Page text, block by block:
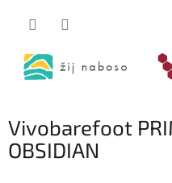
Vivobarefoot
OBSIDIAN